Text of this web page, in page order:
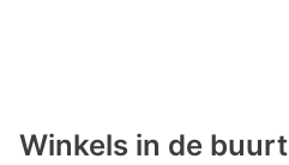
Winkels in de buurt